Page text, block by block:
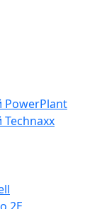
PowerPlant